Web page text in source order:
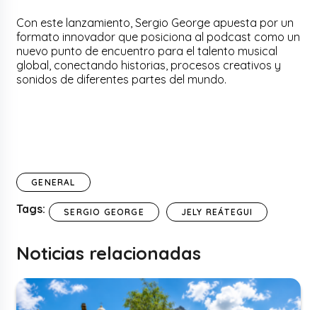
Con este lanzamiento, Sergio George apuesta por un
formato innovador que posiciona al podcast como un
nuevo punto de encuentro para el talento musical
global, conectando historias, procesos creativos y
sonidos de diferentes partes del mundo.
GENERAL
Tags: SERGIO GEORGE JELY REÁTEGUI
Noticias relacionadas